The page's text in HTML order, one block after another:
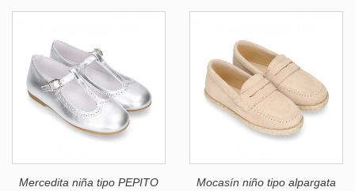
Mercedita niña tipo PEPITO
Mocasín niño tipo alpargata